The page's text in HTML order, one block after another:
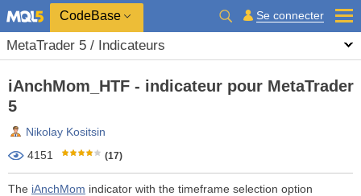
CodeBase Se connecter
MetaTrader 5 / Indicateurs
iAnchMom_HTF - indicateur pour MetaTrader
5
Nikolay Kositsin
4151
(17)
The iAnchMom indicator with the timeframe selection option